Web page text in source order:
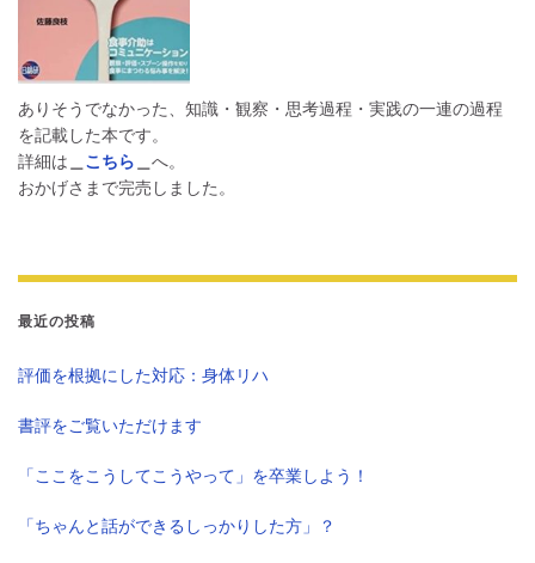
ありそうでなかった、知識・観察・思考過程・実践の一連の過程
を記載した本です。
詳細は
こちら
へ。
おかげさまで完売しました。
最近の投稿
評価を根拠にした対応：身体リハ
書評をご覧いただけます
「ここをこうしてこうやって」を卒業しよう！
「ちゃんと話ができるしっかりした方」？